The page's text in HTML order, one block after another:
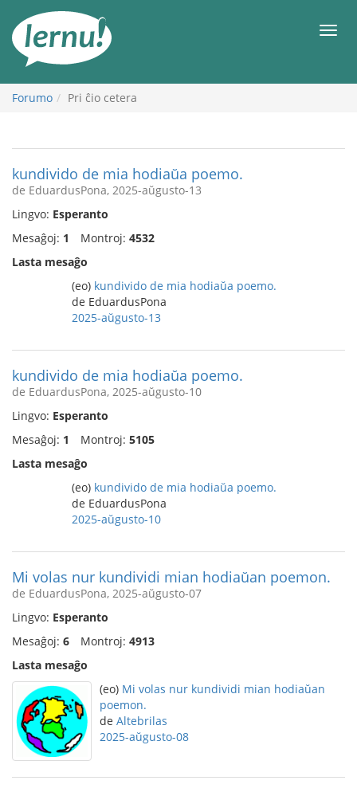
enhavo
Forumo Pri ĉio cetera
kundivido de mia hodiaŭa poemo.
de EduardusPona, 2025-aŭgusto-13
Lingvo: Esperanto
Mesaĝoj: 1 Montroj: 4532
Lasta mesaĝo
(eo) kundivido de mia hodiaŭa poemo.
de EduardusPona
2025-aŭgusto-13
kundivido de mia hodiaŭa poemo.
de EduardusPona, 2025-aŭgusto-10
Lingvo: Esperanto
Mesaĝoj: 1 Montroj: 5105
Lasta mesaĝo
(eo) kundivido de mia hodiaŭa poemo.
de EduardusPona
2025-aŭgusto-10
Mi volas nur kundividi mian hodiaŭan poemon.
de EduardusPona, 2025-aŭgusto-07
Lingvo: Esperanto
Mesaĝoj: 6 Montroj: 4913
Lasta mesaĝo
(eo) Mi volas nur kundividi mian hodiaŭan
poemon.
de Altebrilas
2025-aŭgusto-08